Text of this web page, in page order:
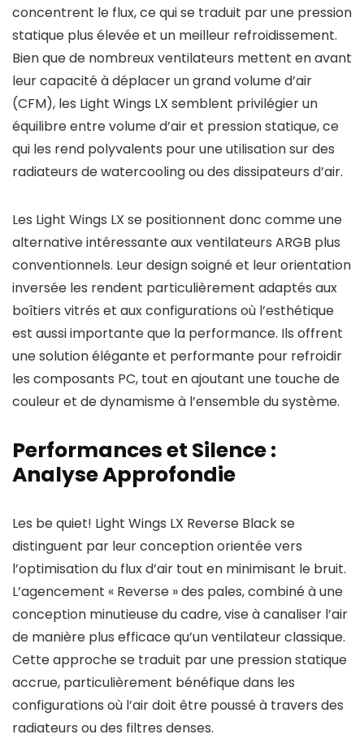
concentrent le flux, ce qui se traduit par une pression
statique plus élevée et un meilleur refroidissement.
Bien que de nombreux ventilateurs mettent en avant
leur capacité à déplacer un grand volume d’air
(CFM), les Light Wings LX semblent privilégier un
équilibre entre volume d’air et pression statique, ce
qui les rend polyvalents pour une utilisation sur des
radiateurs de watercooling ou des dissipateurs d’air.
Les Light Wings LX se positionnent donc comme une
alternative intéressante aux ventilateurs ARGB plus
conventionnels. Leur design soigné et leur orientation
inversée les rendent particulièrement adaptés aux
boîtiers vitrés et aux configurations où l’esthétique
est aussi importante que la performance. Ils offrent
une solution élégante et performante pour refroidir
les composants PC, tout en ajoutant une touche de
couleur et de dynamisme à l’ensemble du système.
Performances et Silence :
Analyse Approfondie
Les be quiet! Light Wings LX Reverse Black se
distinguent par leur conception orientée vers
l’optimisation du flux d’air tout en minimisant le bruit.
L’agencement « Reverse » des pales, combiné à une
conception minutieuse du cadre, vise à canaliser l’air
de manière plus efficace qu’un ventilateur classique.
Cette approche se traduit par une pression statique
accrue, particulièrement bénéfique dans les
configurations où l’air doit être poussé à travers des
radiateurs ou des filtres denses.